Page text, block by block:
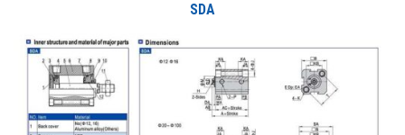
SDA